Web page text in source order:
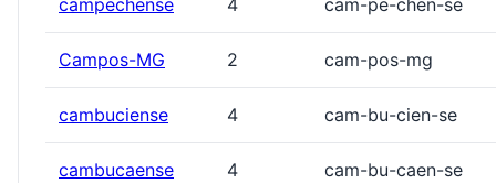
campechense 4 cam-pe-chen-se
Campos-MG 2 cam-pos-mg
cambuciense 4 cam-bu-cien-se
cambucaense 4 cam-bu-caen-se